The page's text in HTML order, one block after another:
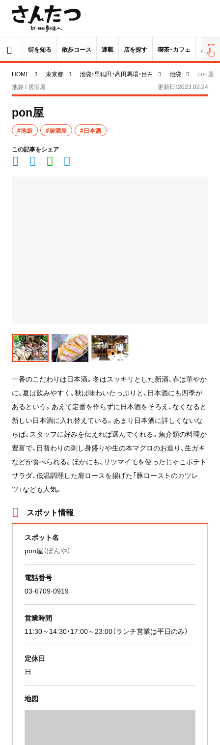
街を知る 散歩コース 連載 店を探す 喫茶・カフェ 居酒屋
HOME 東京都 池袋・早稲田・高田馬場・目白 池袋
pon屋
池袋 / 居酒屋
更新日：2023.02.24
pon屋
#池袋 #居酒屋 #日本酒
この記事をシェア
一番のこだわりは日本酒。冬はスッキリとした新酒、春は華やか
に、夏は飲みやすく、秋は味わいたっぷりと、日本酒にも四季が
あるという。あえて定番を作らずに日本酒をそろえ、なくなると
新しい日本酒に入れ替えている。あまり日本酒に詳しくないな
らば、スタッフに好みを伝えれば選んでくれる。魚介類の料理が
豊富で、日替わりの刺し身盛りや生の本マグロのお造り、生ガキ
などが食べられる。ほかにも、サツマイモを使ったじゃこポテト
サラダ、低温調理した肩ロースを揚げた「豚ローストのカツレ
ツ」なども人気。
スポット情報
スポット名
pon屋（ぽんや）
電話番号
03-6709-0919
営業時間
11:30～14:30・17:00～23:00（ランチ営業は平日のみ）
定休日
日
地図